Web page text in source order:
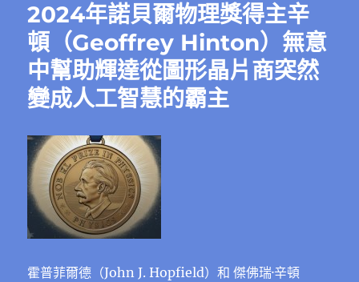
2024年諾貝爾物理獎得主辛
頓（Geoffrey Hinton）無意
中幫助輝達從圖形晶片商突然
變成人工智慧的霸主
霍普菲爾德（John J. Hopfield）和 傑佛瑞·辛頓